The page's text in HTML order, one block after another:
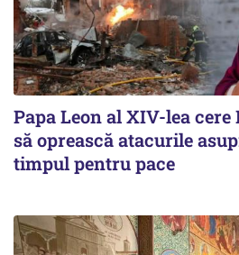
Papa Leon al XIV-lea
să oprească atacurile
timpul pentru pace